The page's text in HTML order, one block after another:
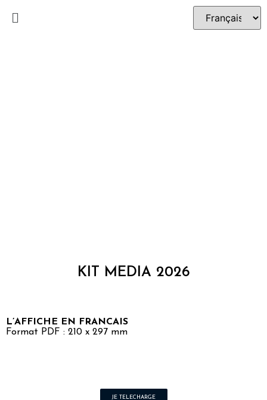
KIT MEDIA 2026
L’AFFICHE EN FRANCAIS
Format PDF : 210 x 297 mm
JE TELECHARGE